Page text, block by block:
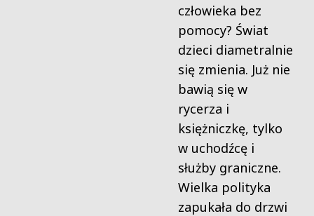
człowieka bez
pomocy? Świat
dzieci diametralnie
się zmienia. Już nie
bawią się w
rycerza i
księżniczkę, tylko
w uchodźcę i
służby graniczne.
Wielka polityka
zapukała do drzwi